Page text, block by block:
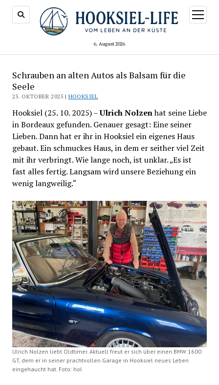
6. August 2026
Menü
öffnen
Schrauben an alten Autos als Balsam für die
Seele
25. OKTOBER 2025 | HOOKSIEL
Hooksiel (25. 10. 2025) –Ulrich Nolzenhat seine Liebe
in Bordeaux gefunden. Genauer gesagt: Eine seiner
Lieben. Dann hat er ihr in Hooksiel ein eigenes Haus
gebaut. Ein schmuckes Haus, in dem er seither viel Zeit
mit ihr verbringt. Wie lange noch, ist unklar. „Es ist
fast alles fertig. Langsam wird unsere Beziehung ein
wenig langweilig.“
Ulrich Nolzen liebt Oldtimer. Aktuell freut er sich über einen BMW 1600
GT, dem er in seiner prachtvollen Garage in Hooksiel neues Leben
eingehaucht hat. Foto: hol